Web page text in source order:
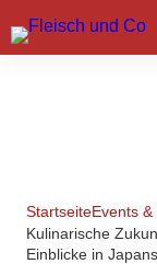
Marktführer
StartseiteEvents &
Kulinarische
Einblicke in